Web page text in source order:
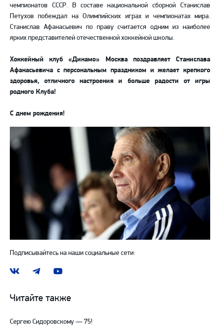
чемпионатов СССР. В составе национальной сборной Станислав
Петухов побеждал на Олимпийских играх и чемпионатах мира.
Станислав Афанасьевич по праву считается одним из наиболее
ярких представителей отечественной хоккейной школы.
Хоккейный клуб «Динамо» Москва поздравляет Станислава
Афанасьевича с персональным праздником и желает крепкого
здоровья, отличного настроения и больше радости от игры
родного Клуба!
С днем рождения!
Подписывайтесь на наши социальные сети:
Наша
ВКонтакте
Наш
в
Telegram
Наш
YouTube
Читайте также
Сергею Сидоровскому — 75!